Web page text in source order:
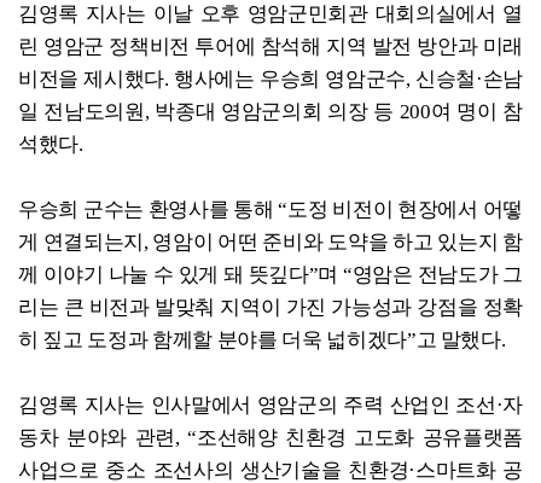
김영록 지사는 이날 오후 영암군민회관 대회의실에서 열
린 영암군 정책비전 투어에 참석해 지역 발전 방안과 미래
비전을 제시했다. 행사에는 우승희 영암군수, 신승철·손남
일 전남도의원, 박종대 영암군의회 의장 등 200여 명이 참
석했다.
우승희 군수는 환영사를 통해 “도정 비전이 현장에서 어떻
게 연결되는지, 영암이 어떤 준비와 도약을 하고 있는지 함
께 이야기 나눌 수 있게 돼 뜻깊다”며 “영암은 전남도가 그
리는 큰 비전과 발맞춰 지역이 가진 가능성과 강점을 정확
히 짚고 도정과 함께할 분야를 더욱 넓히겠다”고 말했다.
김영록 지사는 인사말에서 영암군의 주력 산업인 조선·자
동차 분야와 관련, “조선해양 친환경 고도화 공유플랫폼
사업으로 중소 조선사의 생산기술을 친환경·스마트화 공